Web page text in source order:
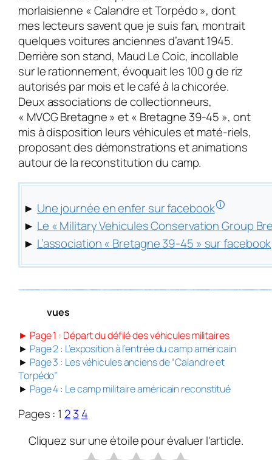
morlaisienne « Calandre et Torpédo », dont
mes lecteurs savent que je suis fan, montrait
quelques voitures anciennes d’avant 1945.
Derrière son stand, Maud Le Coic, incollable
sur le rationnement, évoquait les 100 g de riz
autorisés par mois et le café à la chicorée.
Deux associations de collectionneurs,
« MVCG Bretagne » et « Bretagne 39-45 », ont
mis à disposition leurs véhicules et maté-riels,
proposant des démonstrations et animations
autour de la reconstitution du camp.
► Une journée en enfer sur facebook🛈
► Le « Military Vehicules Conservation Group
► L’association « Bretagne 39-45 » sur facebook
vues
► Page 1 : Départ du défilé des véhicules militaires
► Page 2 : L’exposition à l’entrée du camp américain
► Page 3 : Les véhicules anciens de “Calandre et
Torpédo”
► Page 4 : Le camp militaire américain reconstitué
Pages : 1 23 4
Cliquez sur une étoile pour évaluer l'article.